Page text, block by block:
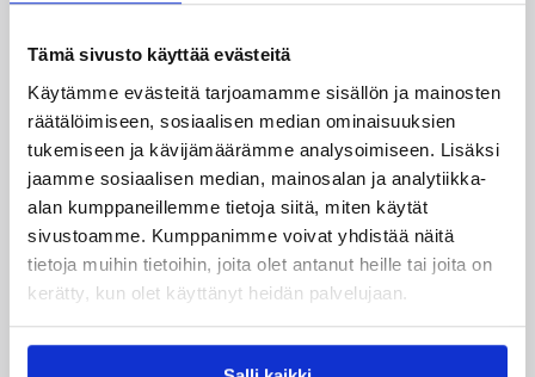
Tämä sivusto käyttää evästeitä
Käytämme evästeitä tarjoamamme sisällön ja mainosten
räätälöimiseen, sosiaalisen median ominaisuuksien
tukemiseen ja kävijämäärämme analysoimiseen. Lisäksi
jaamme sosiaalisen median, mainosalan ja analytiikka-
alan kumppaneillemme tietoja siitä, miten käytät
sivustoamme. Kumppanimme voivat yhdistää näitä
tietoja muihin tietoihin, joita olet antanut heille tai joita on
kerätty, kun olet käyttänyt heidän palvelujaan.
Sami Lehtoranta
Teemu Laine
Kategoriat
Korisliiga Pääjuttu Sarjat